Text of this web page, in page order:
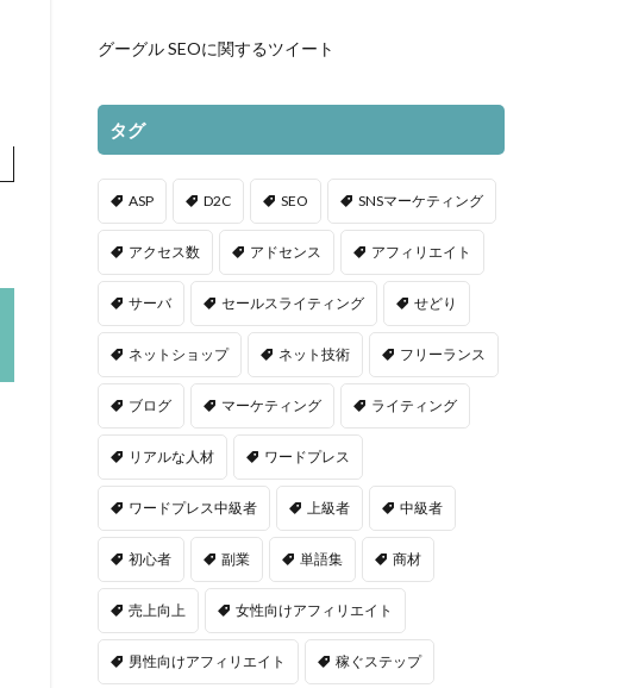
グーグル SEOに関するツイート
タグ
ASP D2C SEO SNSマーケティング
アクセス数 アドセンス アフィリエイト
サーバ セールスライティング せどり
ネットショップ ネット技術 フリーランス
ブログ マーケティング ライティング
リアルな人材 ワードプレス
ワードプレス中級者 上級者 中級者
初心者 副業 単語集 商材
売上向上 女性向けアフィリエイト
男性向けアフィリエイト 稼ぐステップ